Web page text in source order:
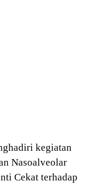
kegiatan
Nasoalveolar
Cekat terhadap